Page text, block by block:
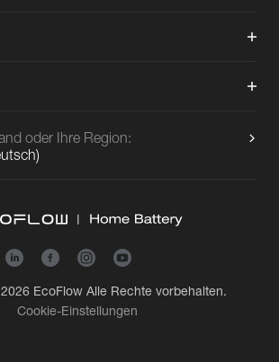
oder Ihre Region:
)
EcoFlowAlle Rechte vorbehalten.
Cookie-Einstellungen